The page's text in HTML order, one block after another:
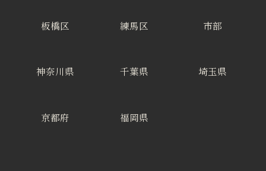
板橋区 練馬区 市部
神奈川県 千葉県 埼玉県
京都府 福岡県